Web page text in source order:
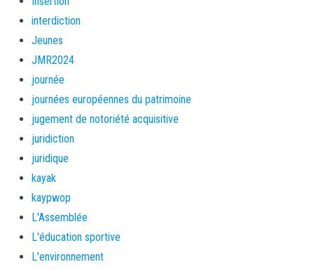
interdiction
Jeunes
JMR2024
journée
journées européennes du patrimoine
jugement de notoriété acquisitive
juridiction
juridique
kayak
kaypwop
L'Assemblée
L'éducation sportive
L'environnement